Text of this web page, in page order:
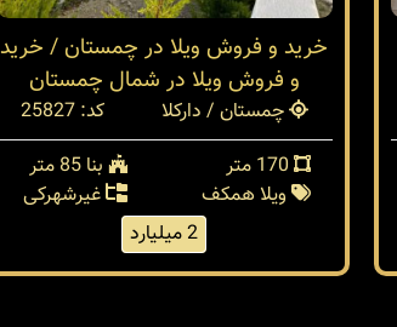
خرید و فروش ویلا در چمستان / خرید
و فروش ویلا در شمال چمستان
چمستان / دارکلا
کد: 25827
بنا 85 متر
ویلا همکف
غیرشهرکی
2 میلیارد